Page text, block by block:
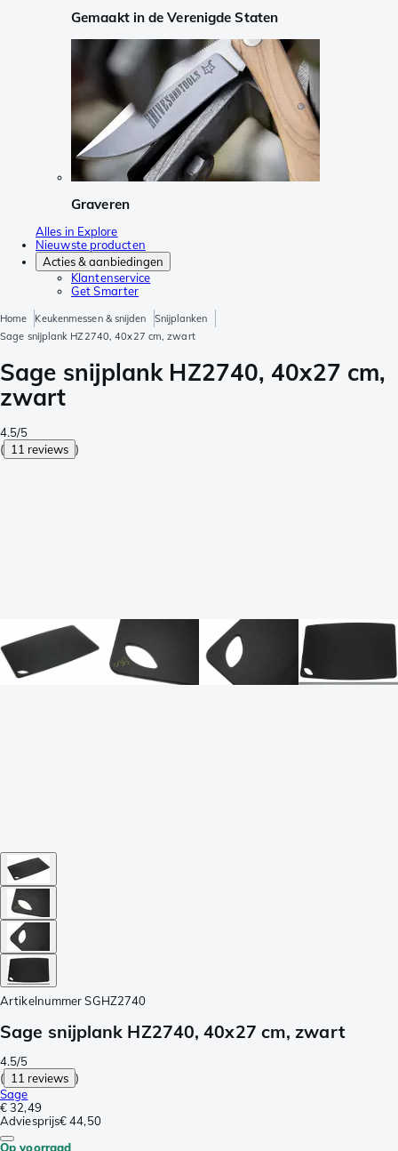
Gemaakt in de Verenigde Staten
Graveren
Alles in Explore
Nieuwste producten
Acties & aanbiedingen
Klantenservice
Get Smarter
Home Keukenmessen & snijden
Snijplanken
Sage snijplank HZ2740, 40x27 cm, zwart
Sage snijplank HZ2740, 40x27 cm,
zwart
4.5/5
( 11 reviews )
Artikelnummer SGHZ2740
Sage snijplank HZ2740, 40x27 cm, zwart
4.5/5
( 11 reviews )
Sage
€ 32,49
Adviesprijs€ 44,50
Op voorraad